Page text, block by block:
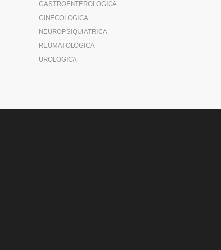
GASTROENTEROLOGICA
GINECOLOGICA
NEUROPSIQUIATRICA
REUMATOLOGICA
UROLOGICA